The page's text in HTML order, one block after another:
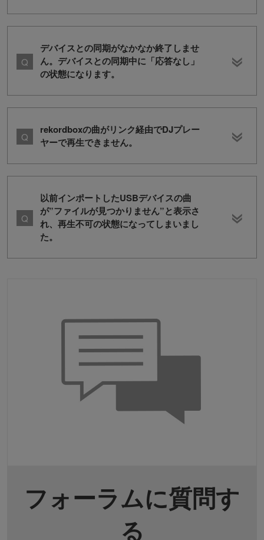
デバイスとの同期がなかなか終了しませ
ん。デバイスとの同期中に「応答なし」
の状態になります。
rekordboxの曲がリンク経由でDJプレー
ヤーで再生できません。
以前インポートしたUSBデバイスの曲
が”ファイルが見つかりません”と表示さ
れ、再生不可の状態になってしまいまし
た。
フォーラムに質問す
る